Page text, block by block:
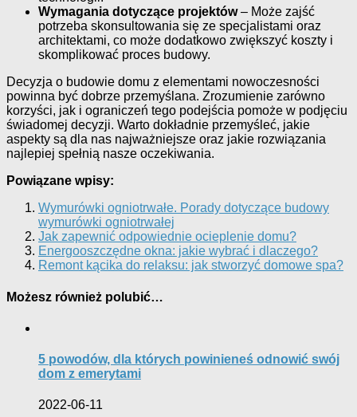
Wymagania dotyczące projektów– Może zajść
potrzeba skonsultowania się ze specjalistami oraz
architektami, co może dodatkowo zwiększyć koszty i
skomplikować proces budowy.
Decyzja o budowie domu z elementami nowoczesności
powinna być dobrze przemyślana. Zrozumienie zarówno
korzyści, jak i ograniczeń tego podejścia pomoże w podjęciu
świadomej decyzji. Warto dokładnie przemyśleć, jakie
aspekty są dla nas najważniejsze oraz jakie rozwiązania
najlepiej spełnią nasze oczekiwania.
Powiązane wpisy:
Wymurówki ogniotrwałe. Porady dotyczące budowy
wymurówki ogniotrwałej
Jak zapewnić odpowiednie ocieplenie domu?
Energooszczędne okna: jakie wybrać i dlaczego?
Remont kącika do relaksu: jak stworzyć domowe spa?
Możesz również polubić…
5 powodów, dla których powinieneś odnowić swój
dom z emerytami
2022-06-11